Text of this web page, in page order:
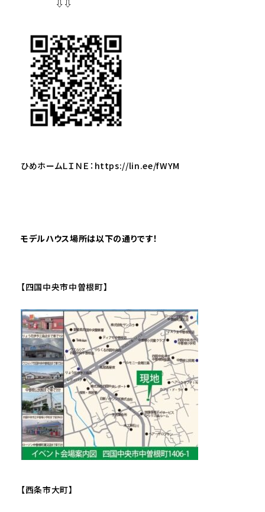
⇩⇩
ひめホームＬＩＮＥ： https://lin.ee/fWYM
モデルハウス場所は以下の通りです！
【四国中央市中曽根町】
【西条市大町】